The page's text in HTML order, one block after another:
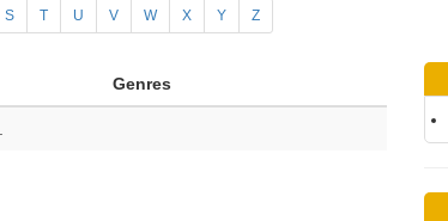
S T U V W X Y Z
Genres